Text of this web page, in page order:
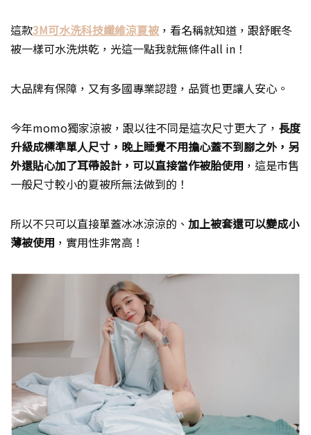
這款3M可水洗科技纖維涼夏被，看名稱就知道，跟舒眠冬
被一樣可水洗烘乾，光這一點我就無條件all in！
大品牌有保障，又有多國專業認證，品質也更讓人安心。
今年momo獨家涼被，跟以往不同是這次尺寸更大了， 長度
升級成標準單人尺寸，晚上睡覺不用擔心蓋不到腳之外，另
外還貼心加了耳帶設計，可以直接當作被胎使用 ，這是市售
一般尺寸較小的夏被所無法做到的！
所以不只可以直接單蓋冰冰涼涼的、 加上被套還可以變成小
薄被使用 ，實用性非常高！